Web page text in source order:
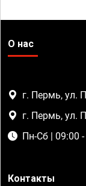
О нас
г. Пермь, ул.
г. Пермь, ул.
Пн-Сб | 09:00
Контакты